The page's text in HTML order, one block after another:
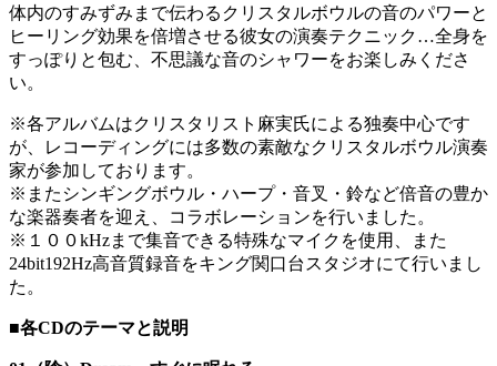
体内のすみずみまで伝わるクリスタルボウルの音のパワーと
ヒーリング効果を倍増させる彼女の演奏テクニック…全身を
すっぽりと包む、不思議な音のシャワーをお楽しみくださ
い。
※各アルバムはクリスタリスト麻実氏による独奏中心です
が、レコーディングには多数の素敵なクリスタルボウル演奏
家が参加しております。
※またシンギングボウル・ハープ・音叉・鈴など倍音の豊か
な楽器奏者を迎え、コラボレーションを行いました。
※１００kHzまで集音できる特殊なマイクを使用、また
24bit192Hz高音質録音をキング関口台スタジオにて行いまし
た。
■各CDのテーマと説明